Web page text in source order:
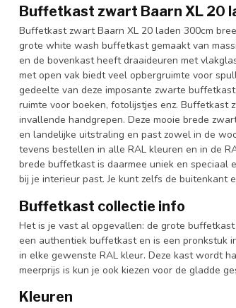
Buffetkast zwart Baarn XL 20
Buffetkast zwart Baarn XL 20 laden 300cm
grote white wash buffetkast gemaakt van
en de bovenkast heeft draaideuren met
met open vak biedt veel opbergruimte voor
gedeelte van deze imposante zwarte
ruimte voor boeken, fotolijstjes enz. Buffetkast
invallende handgrepen. Deze mooie brede
en landelijke uitstraling en past zowel in de
tevens bestellen in alle RAL kleuren en in de
brede buffetkast is daarmee uniek en speciaal
bij je interieur past. Je kunt zelfs de buitenkant
Buffetkast collectie info
Het is je vast al opgevallen: de grote
een authentiek buffetkast en is een pronkstuk
in elke gewenste RAL kleur. Deze kast wordt
meerprijs is kun je ook kiezen voor de gladde
Kleuren